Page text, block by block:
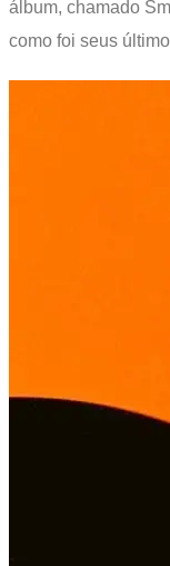
álbum, chamado
como foi seus